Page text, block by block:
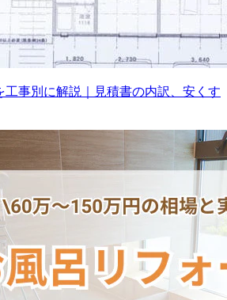
工事別に解説｜見積書の内訳、安くす